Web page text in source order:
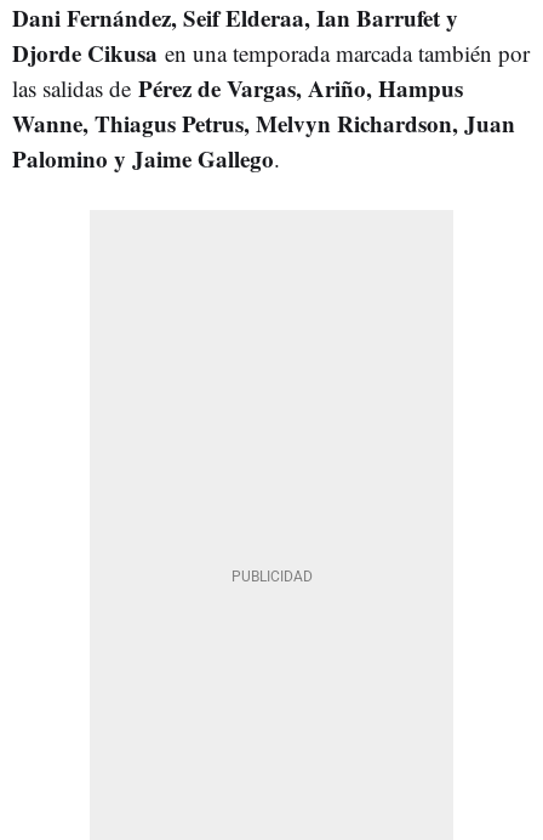
Dani Fernández, Seif Elderaa, Ian Barrufet y
Djorde Cikusa en una temporada marcada también por
las salidas de Pérez de Vargas, Ariño, Hampus
Wanne, Thiagus Petrus, Melvyn Richardson, Juan
Palomino y Jaime Gallego.